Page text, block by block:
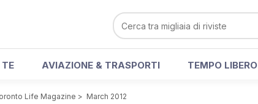
TE AVIAZIONE & TRASPORTI TEMPO LIBERO
Life Magazine > March 2012